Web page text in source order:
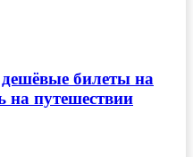
билеты на
на путешествии